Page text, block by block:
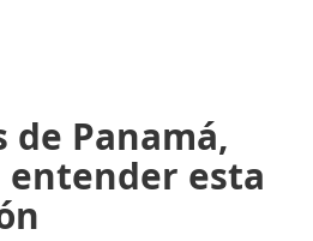
de Panamá,
entender esta